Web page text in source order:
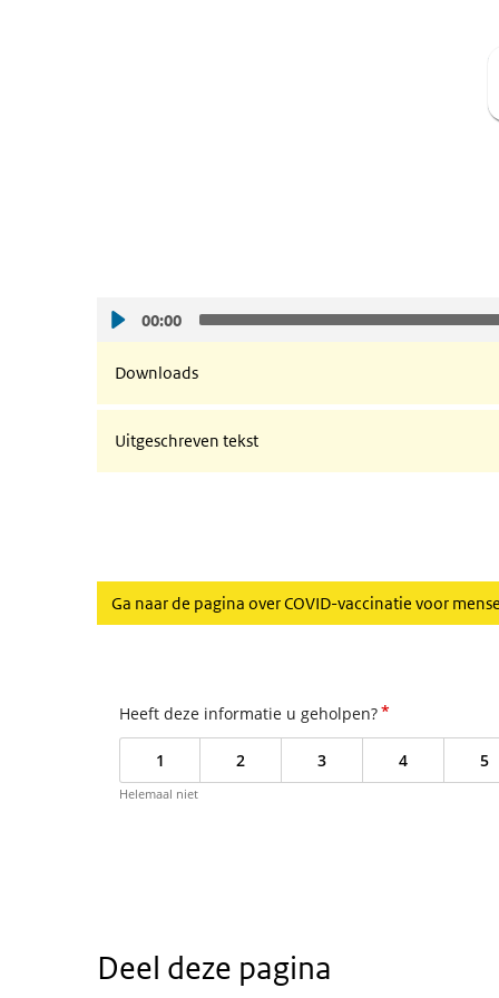
00:00
Downloads
Uitgeschreven tekst
Ga naar de pagina over COVID-vaccinatie voor
Heeft deze informatie u geholpen?*
1 2 3 4 5
Helemaal niet
Deel deze pagina